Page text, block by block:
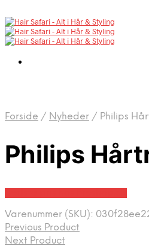
Forside / Nyheder / Philips
Philips
Varenummer (SKU):
Previous Product
Next Product